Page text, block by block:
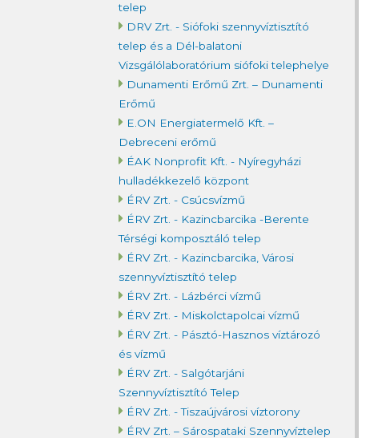
telep
DRV Zrt. - Siófoki szennyvíztisztító
telep és a Dél-balatoni
Vizsgálólaboratórium siófoki telephelye
Dunamenti Erőmű Zrt. – Dunamenti
Erőmű
E.ON Energiatermelő Kft. –
Debreceni erőmű
ÉAK Nonprofit Kft. - Nyíregyházi
hulladékkezelő központ
ÉRV Zrt. - Csúcsvízmű
ÉRV Zrt. - Kazincbarcika -Berente
Térségi komposztáló telep
ÉRV Zrt. - Kazincbarcika, Városi
szennyvíztisztító telep
ÉRV Zrt. - Lázbérci vízmű
ÉRV Zrt. - Miskolctapolcai vízmű
ÉRV Zrt. - Pásztó-Hasznos víztározó
és vízmű
ÉRV Zrt. - Salgótarjáni
Szennyvíztisztító Telep
ÉRV Zrt. - Tiszaújvárosi víztorony
ÉRV Zrt. – Sárospataki Szennyvíztelep